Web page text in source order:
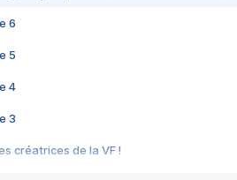
6
5
4
3
créatrices de la VF !